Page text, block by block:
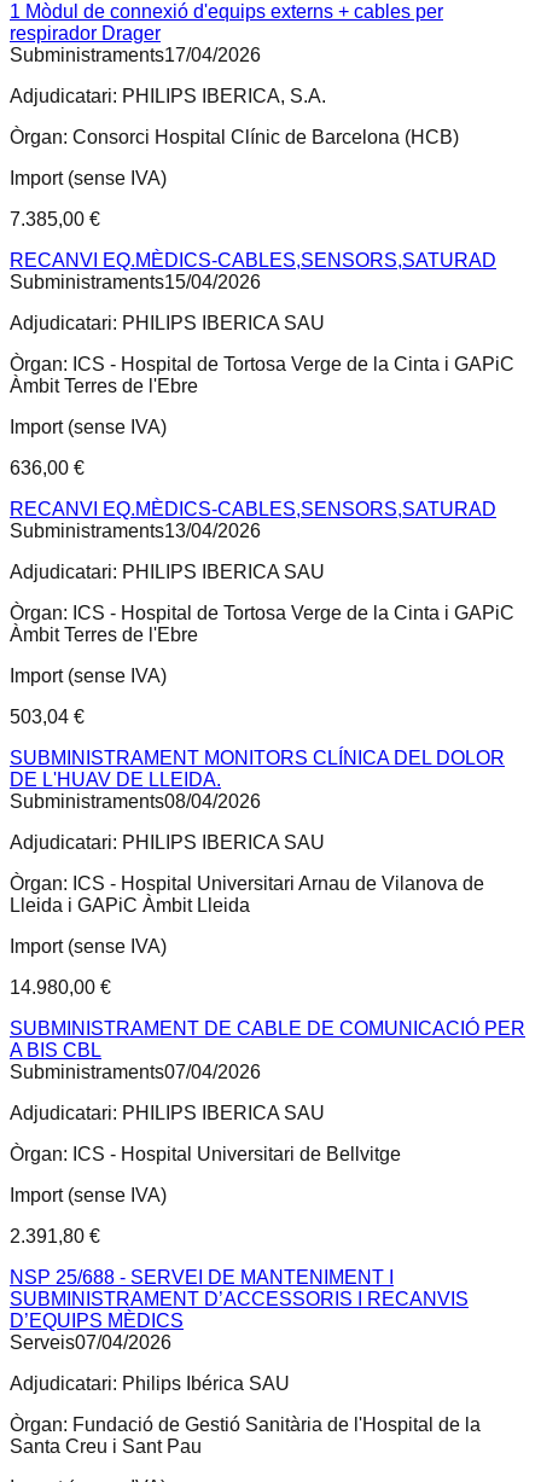
1 Mòdul de connexió d'equips externs + cables per
respirador Drager
Subministraments17/04/2026
Adjudicatari: PHILIPS IBERICA, S.A.
Òrgan: Consorci Hospital Clínic de Barcelona (HCB)
Import (sense IVA)
7.385,00 €
RECANVI EQ.MÈDICS-CABLES,SENSORS,SATURAD
Subministraments15/04/2026
Adjudicatari: PHILIPS IBERICA SAU
Òrgan: ICS - Hospital de Tortosa Verge de la Cinta i GAPiC
Àmbit Terres de l'Ebre
Import (sense IVA)
636,00 €
RECANVI EQ.MÈDICS-CABLES,SENSORS,SATURAD
Subministraments13/04/2026
Adjudicatari: PHILIPS IBERICA SAU
Òrgan: ICS - Hospital de Tortosa Verge de la Cinta i GAPiC
Àmbit Terres de l'Ebre
Import (sense IVA)
503,04 €
SUBMINISTRAMENT MONITORS CLÍNICA DEL DOLOR
DE L'HUAV DE LLEIDA.
Subministraments08/04/2026
Adjudicatari: PHILIPS IBERICA SAU
Òrgan: ICS - Hospital Universitari Arnau de Vilanova de
Lleida i GAPiC Àmbit Lleida
Import (sense IVA)
14.980,00 €
SUBMINISTRAMENT DE CABLE DE COMUNICACIÓ PER
A BIS CBL
Subministraments07/04/2026
Adjudicatari: PHILIPS IBERICA SAU
Òrgan: ICS - Hospital Universitari de Bellvitge
Import (sense IVA)
2.391,80 €
NSP 25/688 - SERVEI DE MANTENIMENT I
SUBMINISTRAMENT D’ACCESSORIS I RECANVIS
D’EQUIPS MÈDICS
Serveis07/04/2026
Adjudicatari: Philips Ibérica SAU
Òrgan: Fundació de Gestió Sanitària de l'Hospital de la
Santa Creu i Sant Pau